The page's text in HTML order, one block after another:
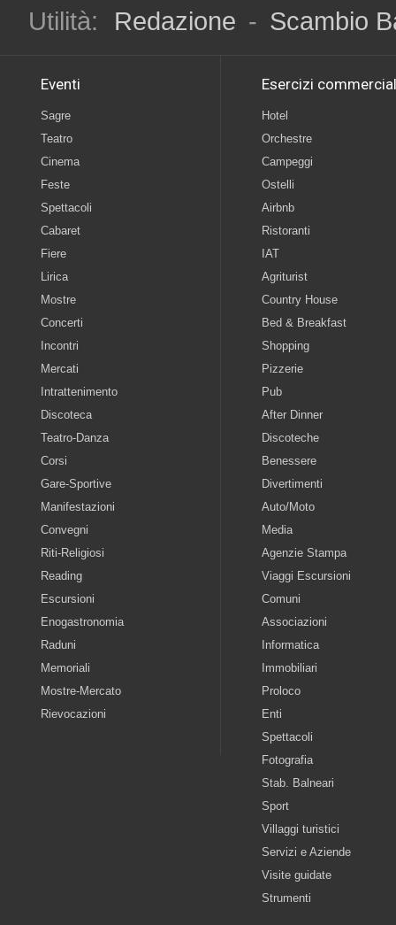
Utilità:
Redazione - Scambio
Eventi
Sagre
Teatro
Cinema
Feste
Spettacoli
Cabaret
Fiere
Lirica
Mostre
Concerti
Incontri
Mercati
Intrattenimento
Discoteca
Teatro-Danza
Corsi
Gare-Sportive
Manifestazioni
Convegni
Riti-Religiosi
Reading
Escursioni
Enogastronomia
Raduni
Memoriali
Mostre-Mercato
Rievocazioni
Esercizi
Hotel
Orchestre
Campeggi
Ostelli
Airbnb
Ristoranti
IAT
Agriturist
Country House
Bed & Breakfast
Shopping
Pizzerie
Pub
After Dinner
Discoteche
Benessere
Divertimenti
Auto/Moto
Media
Agenzie Stampa
Viaggi Escursioni
Comuni
Associazioni
Informatica
Immobiliari
Proloco
Enti
Spettacoli
Fotografia
Stab. Balneari
Sport
Villaggi turistici
Servizi e Aziende
Visite guidate
Strumenti